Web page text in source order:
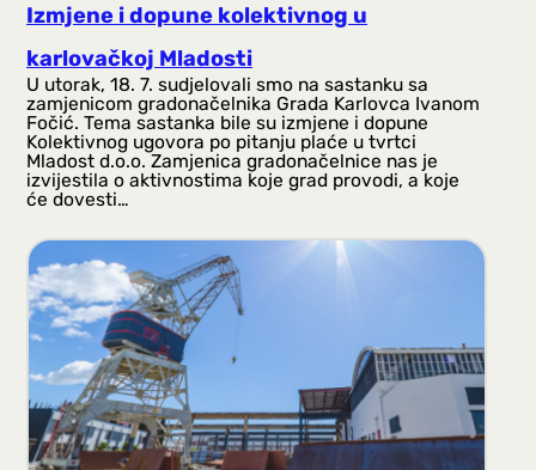
Izmjene i dopune kolektivnog u
karlovačkoj Mladosti
U utorak, 18. 7. sudjelovali smo na sastanku sa
zamjenicom gradonačelnika Grada Karlovca Ivanom
Fočić. Tema sastanka bile su izmjene i dopune
Kolektivnog ugovora po pitanju plaće u tvrtci
Mladost d.o.o. Zamjenica gradonačelnice nas je
izvijestila o aktivnostima koje grad provodi, a koje
će dovesti…